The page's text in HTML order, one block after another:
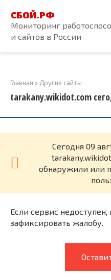
контенту
СБОЙ.РФ
Мониторинг
и сайтов в России
Главная » Другие сайты
tarakany.wikidot.com
Cегодня 09
обнаружили или
Если сервис
зафиксировать жалобу.